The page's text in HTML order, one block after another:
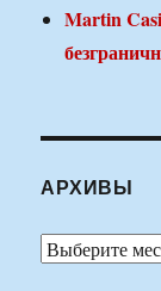
Martin
АРХИВЫ
Архивы